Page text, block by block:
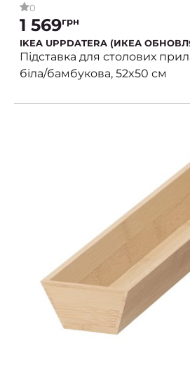
0
1 569грн
IKEA UPPDATERA (ИКЕА
Підставка для столових
біла/бамбукова, 52x50 см